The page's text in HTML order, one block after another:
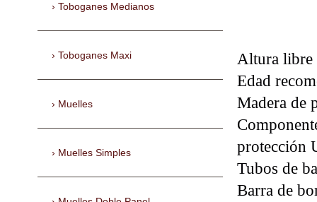
Altura libre
Edad
Madera de
protección
Tubos de
Barra de
Toboganes Medianos
Toboganes Maxi
Muelles
Muelles Simples